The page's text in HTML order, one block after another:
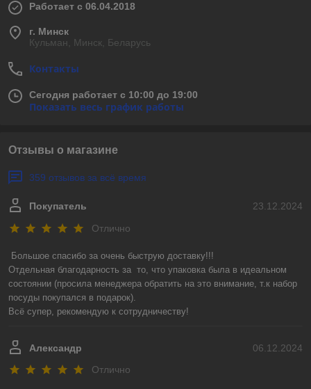
Работает с 06.04.2018
г. Минск
Кульман, Минск, Беларусь
Контакты
Сегодня работает с 10:00 до 19:00
Показать весь график работы
Отзывы о магазине
359 отзывов за всё время
23.12.2024
Покупатель
Отлично
Большое спасибо за очень быструю доставку!!!
Отдельная благодарность за  то, что упаковка была в идеальном
состоянии (просила менеджера обратить на это внимание, т.к набор
посуды покупался в подарок).
Всё супер, рекомендую к сотрудничеству!
06.12.2024
Александр
Отлично